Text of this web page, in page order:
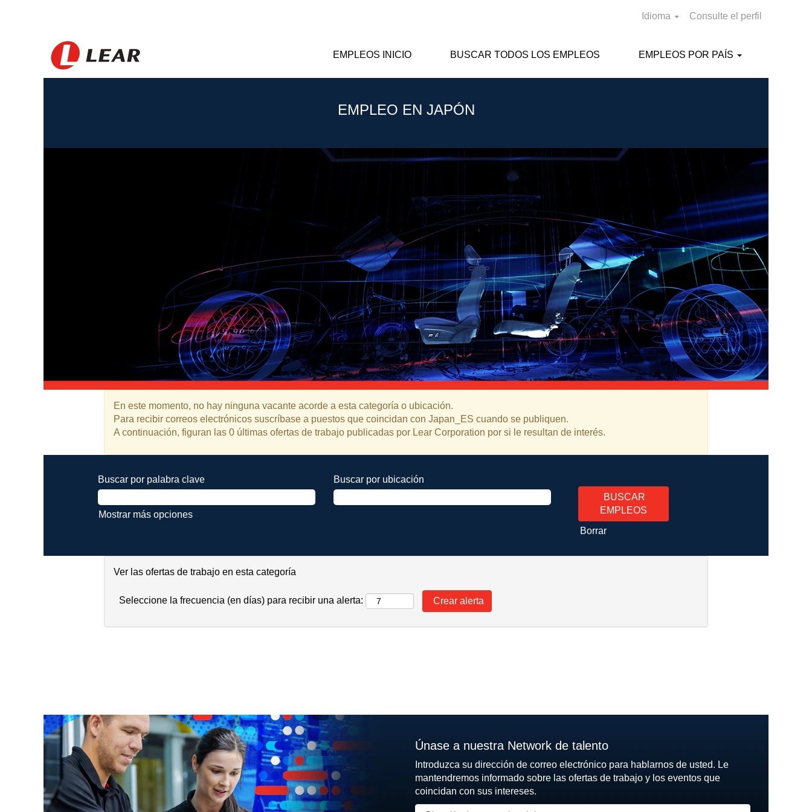
Idioma Consulte el perfil
EMPLEOS INICIO BUSCAR TODOS LOS EMPLEOS EMPLEOS POR PAÍS
EMPLEO EN JAPÓN
En este momento, no hay ninguna vacante acorde a esta categoría o ubicación.
Para recibir correos electrónicos suscríbase a puestos que coincidan con Japan_ES cuando se publiquen.
A continuación, figuran las 0 últimas ofertas de trabajo publicadas por Lear Corporation por si le resultan de interés.
Buscar por palabra clave Buscar por ubicación
Mostrar más opciones
Borrar
Ver las ofertas de trabajo en esta categoría
Seleccione la frecuencia (en días) para recibir una alerta:
Únase a nuestra Network de talento
Introduzca su dirección de correo electrónico para hablarnos de usted. Le
mantendremos informado sobre las ofertas de trabajo y los eventos que
coincidan con sus intereses.